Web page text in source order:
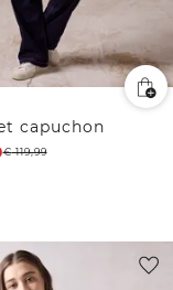
capuchon
€119,99